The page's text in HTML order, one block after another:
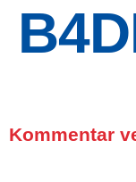
Kommentar